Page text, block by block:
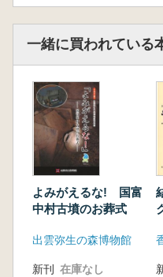
張替清司 桃山陶
赤沼多佳 桃山時代
図版解説
出品目録
一緒に買われている
よみがえるな! 国富
中村古墳のお葬式
出雲弥生の森博物館
新刊 在庫なし